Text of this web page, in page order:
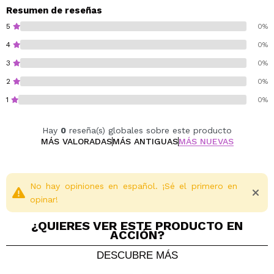
proporciona un brillo jugoso y uniforme sin resultar
pesado ni incómodo.
Vegan.
Cruelty free.
Resumen de reseñas
5 0%
4 0%
3 0%
2 0%
1 0%
Hay 0 reseña(s) globales sobre este producto
MÁS VALORADASMÁS ANTIGUASMÁS NUEVAS
No hay opiniones en español. ¡Sé el primero en
opinar!
¿QUIERES VER ESTE PRODUCTO EN
ACCIÓN?
DESCUBRE MÁS